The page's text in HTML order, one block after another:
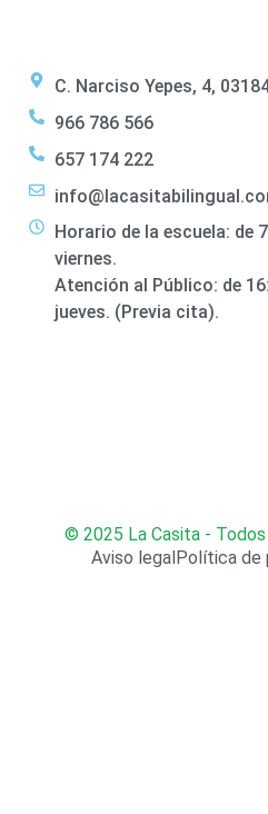
C. Narciso Yepes, 4,
966 786 566
657 174 222
Horario de la escuela: de
viernes.
Atención al Público: de
jueves. (Previa cita).
© 2025 La Casita -
Aviso legal Política de